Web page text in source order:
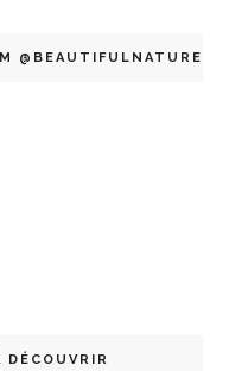
@BEAUTIFULNATURELLE
DÉCOUVRIR